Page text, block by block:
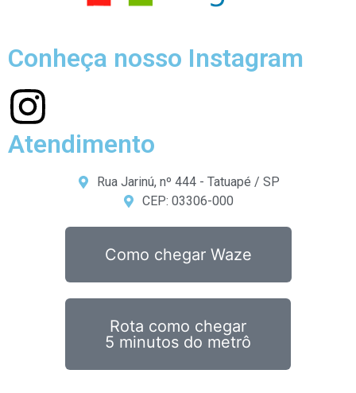
Conheça nosso Instagram
Atendimento
Rua Jarinú, nº 444 - Tatuapé / SP
CEP: 03306-000
Como chegar Waze
Rota como chegar
5 minutos do metrô